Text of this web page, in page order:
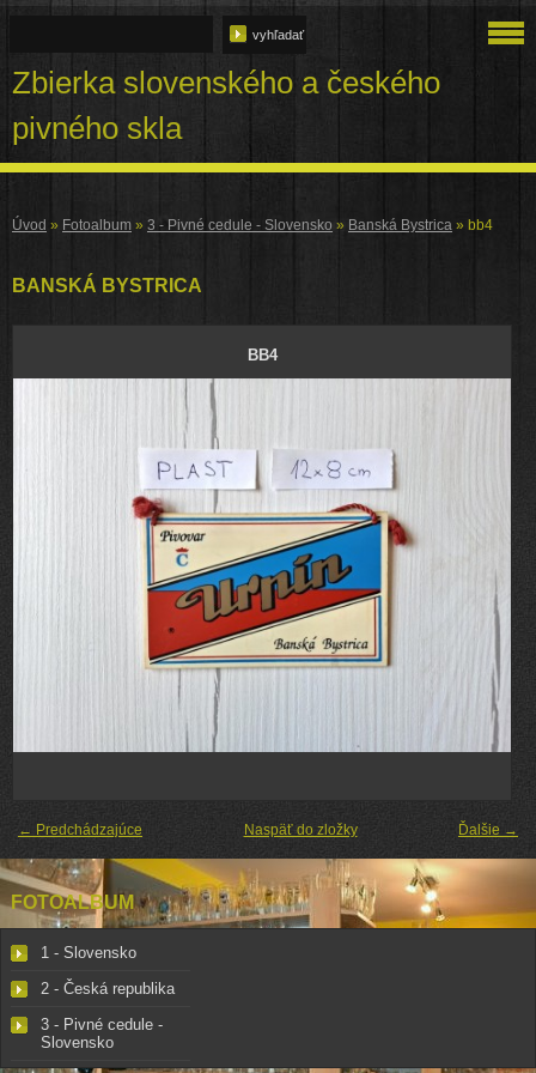
Zbierka slovenského a českého
pivného skla
Úvod » Fotoalbum » 3 - Pivné cedule - Slovensko » Banská Bystrica » bb4
BANSKÁ BYSTRICA
BB4
← Predchádzajúce Ďalšie →
Naspäť do zložky
FOTOALBUM
1 - Slovensko
2 - Česká republika
3 - Pivné cedule -
Slovensko